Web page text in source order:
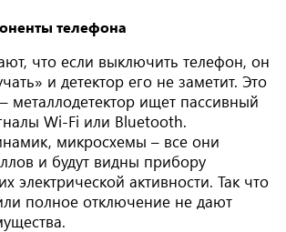
телефона
что если выключить телефон, он
и детектор его не заметит. Это
металлодетектор ищет пассивный
Wi-Fi или Bluetooth.
микросхемы – все они
и будут видны прибору
электрической активности. Так что
полное отключение не дают